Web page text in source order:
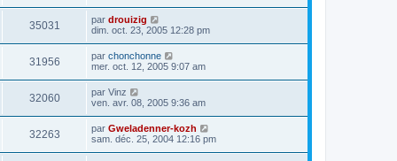
35031 par drouizig
dim. oct. 23, 2005 12:28 pm
31956 par chonchonne
mer. oct. 12, 2005 9:07 am
32060 par Vinz
ven. avr. 08, 2005 9:36 am
32263 par Gweladenner-kozh
sam. déc. 25, 2004 12:16 pm